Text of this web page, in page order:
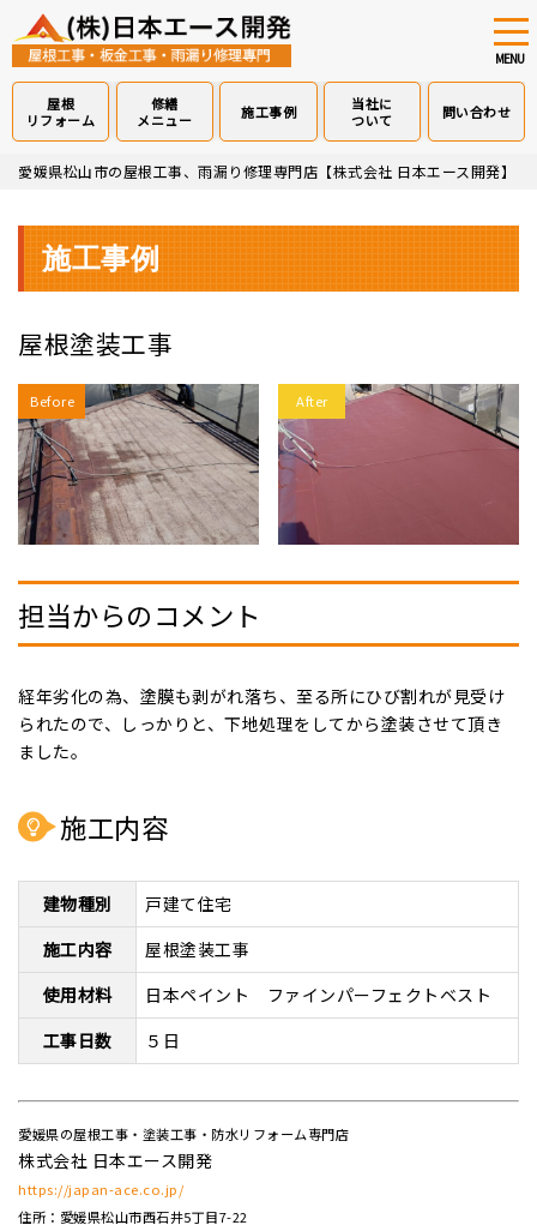
Skip
content
MENU
屋根
リフォーム
修繕
メニュー
施工事例
当社に
ついて
問い合わせ
愛媛県松山市の屋根工事、雨漏り修理専門店【株式会社 日本エース開発】
施工事例
屋根塗装工事
Before After
担当からのコメント
経年劣化の為、塗膜も剥がれ落ち、至る所にひび割れが見受け
られたので、しっかりと、下地処理をしてから塗装させて頂き
ました。
施工内容
建物種別
戸建て住宅
施工内容
屋根塗装工事
使用材料
日本ペイント ファインパーフェクトベスト
工事日数
５日
愛媛県の屋根工事・塗装工事・防水リフォーム専門店
株式会社 日本エース開発
https://japan-ace.co.jp/
住所：愛媛県松山市西石井5丁目7-22